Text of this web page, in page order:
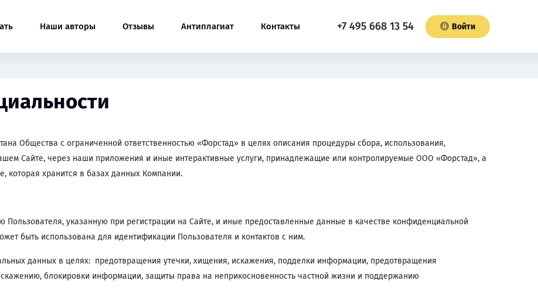
Наши авторы Отзывы Антиплагиат Контакты +7 495 668 13 54 Войти
Общества с ограниченной ответственностью «Форстад» в целях описания процедуры сбора, использования,
Сайте, через наши приложения и иные интерактивные услуги, принадлежащие или контролируемые ООО «Форстад», а
которая хранится в базах данных Компании.
указанную при регистрации на Сайте, и иные предоставленные данные в качестве конфиденциальной
быть использована для идентификации Пользователя и контактов с ним.
данных в целях: предотвращения утечки, хищения, искажения, подделки информации, предотвращения
блокировки информации, защиты права на неприкосновенность частной жизни и поддержанию